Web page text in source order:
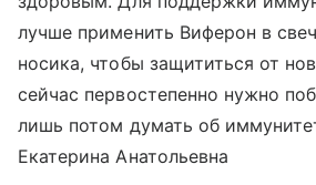
лучше применить Виферон в
носика, чтобы защититься от
сейчас первостепенно нужно
лишь потом думать об
Екатерина Анатольевна